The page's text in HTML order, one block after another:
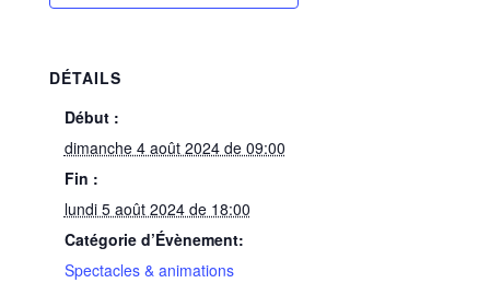
DÉTAILS
Début :
dimanche 4 août 2024 de 09:00
Fin :
lundi 5 août 2024 de 18:00
Catégorie d’Évènement:
Spectacles & animations